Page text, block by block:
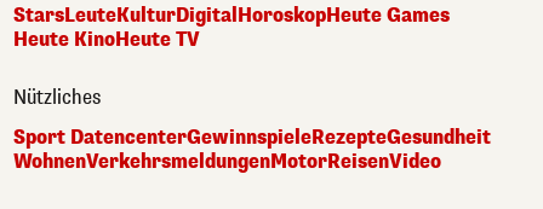
StarsLeuteKulturDigitalHoroskopHeute Games
Heute KinoHeute TV
Nützliches
Sport DatencenterGewinnspieleRezepteGesundheit
WohnenVerkehrsmeldungenMotorReisenVideo